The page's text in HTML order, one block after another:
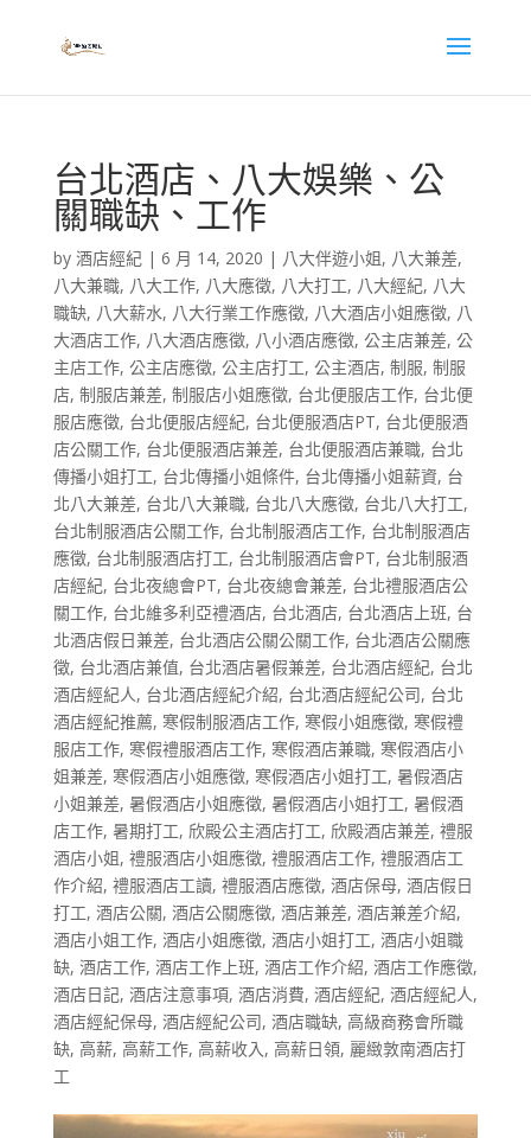
台北酒店、八大娛樂、公
關職缺、工作
by 酒店經紀| 6 月 14, 2020 | 八大伴遊小姐, 八大兼差,
八大兼職, 八大工作, 八大應徵, 八大打工, 八大經紀, 八大
職缺, 八大薪水, 八大行業工作應徵, 八大酒店小姐應徵, 八
大酒店工作, 八大酒店應徵, 八小酒店應徵, 公主店兼差, 公
主店工作, 公主店應徵, 公主店打工, 公主酒店, 制服, 制服
店, 制服店兼差, 制服店小姐應徵, 台北便服店工作, 台北便
服店應徵, 台北便服店經紀, 台北便服酒店PT, 台北便服酒
店公關工作, 台北便服酒店兼差, 台北便服酒店兼職, 台北
傳播小姐打工, 台北傳播小姐條件, 台北傳播小姐薪資, 台
北八大兼差, 台北八大兼職, 台北八大應徵, 台北八大打工,
台北制服酒店公關工作, 台北制服酒店工作, 台北制服酒店
應徵, 台北制服酒店打工, 台北制服酒店會PT, 台北制服酒
店經紀, 台北夜總會PT, 台北夜總會兼差, 台北禮服酒店公
關工作, 台北維多利亞禮酒店, 台北酒店, 台北酒店上班, 台
北酒店假日兼差, 台北酒店公關公關工作, 台北酒店公關應
徵, 台北酒店兼值, 台北酒店暑假兼差, 台北酒店經紀, 台北
酒店經紀人, 台北酒店經紀介紹, 台北酒店經紀公司, 台北
酒店經紀推薦, 寒假制服酒店工作, 寒假小姐應徵, 寒假禮
服店工作, 寒假禮服酒店工作, 寒假酒店兼職, 寒假酒店小
姐兼差, 寒假酒店小姐應徵, 寒假酒店小姐打工, 暑假酒店
小姐兼差, 暑假酒店小姐應徵, 暑假酒店小姐打工, 暑假酒
店工作, 暑期打工, 欣殿公主酒店打工, 欣殿酒店兼差, 禮服
酒店小姐, 禮服酒店小姐應徵, 禮服酒店工作, 禮服酒店工
作介紹, 禮服酒店工讀, 禮服酒店應徵, 酒店保母, 酒店假日
打工, 酒店公關, 酒店公關應徵, 酒店兼差, 酒店兼差介紹,
酒店小姐工作, 酒店小姐應徵, 酒店小姐打工, 酒店小姐職
缺, 酒店工作, 酒店工作上班, 酒店工作介紹, 酒店工作應徵,
酒店日記, 酒店注意事項, 酒店消費, 酒店經紀, 酒店經紀人,
酒店經紀保母, 酒店經紀公司, 酒店職缺, 高級商務會所職
缺, 高薪, 高薪工作, 高薪收入, 高薪日領, 麗緻敦南酒店打
工